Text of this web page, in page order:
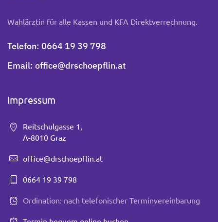
Wahlärztin für alle Kassen und KFA Direktverrechnung.
Telefon: 0664 19 39 798
Email: office@drschoepflin.at
Impressum
Reitschulgasse 1,
A-8010 Graz
office@drschoepflin.at
0664 19 39 798
Ordination: nach telefonischer Terminvereinbarung